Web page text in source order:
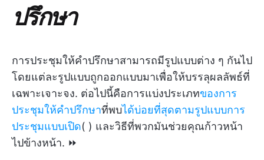
ปรึกษา
การประชุมให้คำปรึกษาสามารถมีรูปแบบต่าง ๆ กันไป
โดยแต่ละรูปแบบถูกออกแบบมาเพื่อให้บรรลุผลลัพธ์ที่
เฉพาะเจาะจง. ต่อไปนี้คือการแบ่งประเภทของการ
ประชุมให้คำปรึกษาที่พบได้บ่อยที่สุดตามรูปแบบการ
ประชุมแบบเปิด( ) และวิธีที่พวกมันช่วยคุณก้าวหน้า
ไปข้างหน้า. ⏩